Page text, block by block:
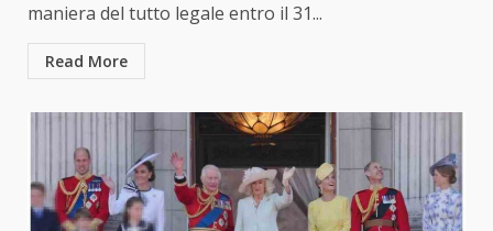
maniera del tutto legale entro il 31...
Read More